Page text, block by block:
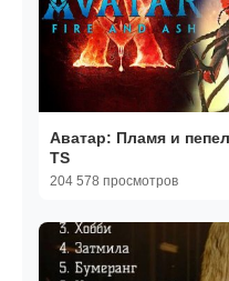
Аватар: Пламя и
TS
204 578 просмотров